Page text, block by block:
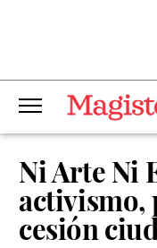
Ni Arte Ni
activismo,
cesión